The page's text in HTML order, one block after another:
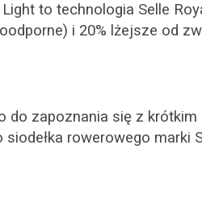
to technologia Selle
i 20% lżejsze od
do zapoznania się z
siodełka rowerowego marki